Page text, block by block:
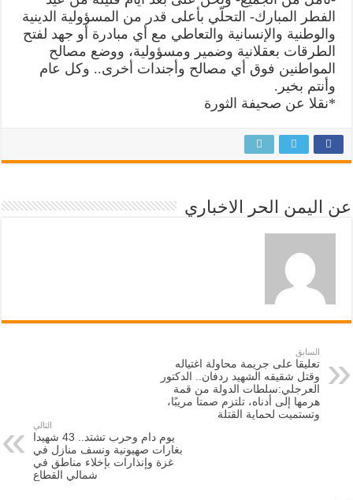
الفطر المبارك- التحلّي بأعلى قدر من المسؤولية الدينية
والوطنية والإنسانية والتعاطي مع أي مبادرة أو جهد لفتح
الطرقات بعقلانية وضمير ومسؤولية، ووضع مصالح
المواطنين فوق أي مصالح وأجندات أخرى.. وكل عام
وأنتم بخير.
*نقلا عن صحيفة الثورة
عن اليمن الحر الاخباري
السابق
تعليقا على جريمة محاولة اغتياله
وقتل شقيقه الشهيد ردفان.. الدكتور
العرجلي:سلطات الدولة من قمة
هرمها إلى أدناه، تلتزم صمتا مريبًا،
وتستميت لحماية القتلة
التالي
يوم دام وحرب تشتد.. 43 شهيدا
بغارات صهيونية ونسف منازل في
غزة وإنذارات بإخلاء مناطق في
شمالي القطاع